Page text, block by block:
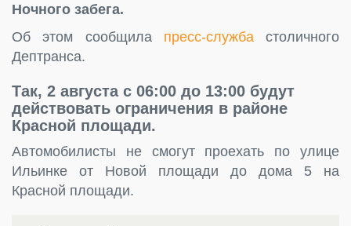
Ночного забега.
Об этом сообщила пресс-служба столичного
Дептранса.
Так, 2 августа с 06:00 до 13:00 будут
действовать ограничения в районе
Красной площади.
Автомобилисты не смогут проехать по улице
Ильинке от Новой площади до дома 5 на
Красной площади.